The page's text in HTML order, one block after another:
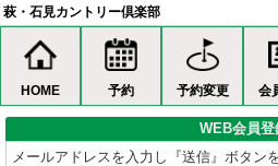
萩・石見カントリー倶楽部
HOME 予約 予約変更 会
WEB会員登
メールアドレスを入力し『送信』ボタン